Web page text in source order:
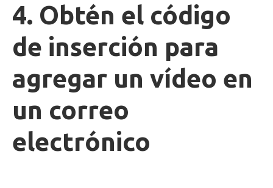
4. Obtén el código
de inserción para
agregar un vídeo en
un correo
electrónico